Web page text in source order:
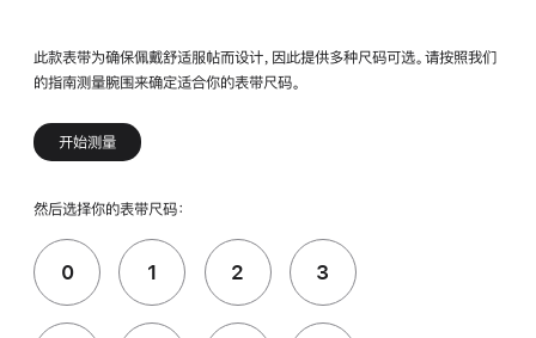
此款表带为确保佩戴舒适服帖而设计，因此提供多种尺码可选。请按照我们
的指南测量腕围来确定适合你的表带尺码。
开始测量
然后选择你的表带尺码：
0 1 2 3